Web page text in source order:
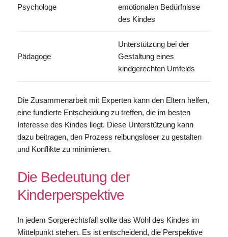
Psychologe
emotionalen Bedürfnisse
des Kindes
Pädagoge
Unterstützung bei der
Gestaltung eines
kindgerechten Umfelds
Die Zusammenarbeit mit Experten kann den Eltern helfen,
eine fundierte Entscheidung zu treffen, die im besten
Interesse des Kindes liegt. Diese Unterstützung kann
dazu beitragen, den Prozess reibungsloser zu gestalten
und Konflikte zu minimieren.
Die Bedeutung der
Kinderperspektive
In jedem Sorgerechtsfall sollte das Wohl des Kindes im
Mittelpunkt stehen. Es ist entscheidend, die Perspektive